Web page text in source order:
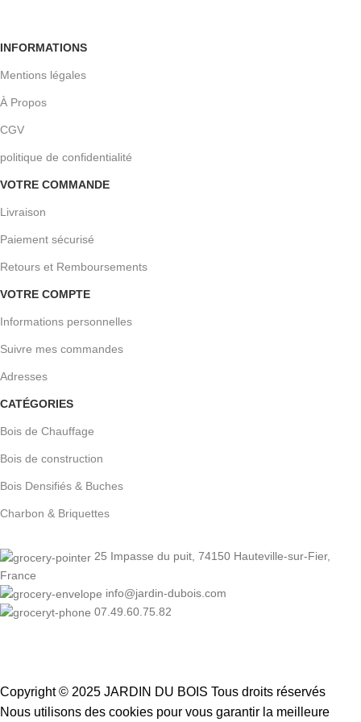
INFORMATIONS
Mentions légales
À Propos
CGV
politique de confidentialité
VOTRE COMMANDE
Livraison
Paiement sécurisé
Retours et Remboursements
VOTRE COMPTE
Informations personnelles
Suivre mes commandes
Adresses
CATÉGORIES
Bois de Chauffage
Bois de construction
Bois Densifiés & Buches
Charbon & Briquettes
25 Impasse du puit, 74150 Hauteville-sur-Fier,
France
info@jardin-dubois.com
07.49.60.75.82
Copyright © 2025 JARDIN DU BOIS Tous droits réservés
Nous utilisons des cookies pour vous garantir la meilleure